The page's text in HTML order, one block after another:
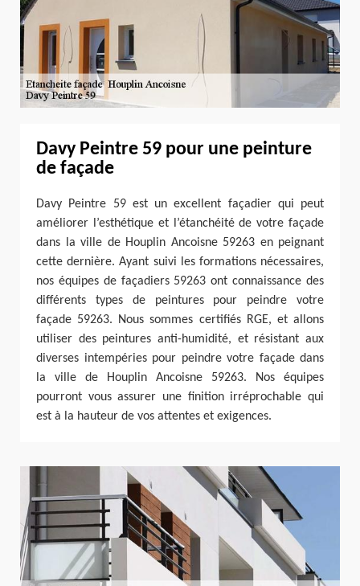
Davy Peintre 59 pour une peinture
de façade
Davy Peintre 59 est un excellent façadier qui peut
améliorer l’esthétique et l’étanchéité de votre façade
dans la ville de Houplin Ancoisne 59263 en peignant
cette dernière. Ayant suivi les formations nécessaires,
nos équipes de façadiers 59263 ont connaissance des
différents types de peintures pour peindre votre
façade 59263. Nous sommes certifiés RGE, et allons
utiliser des peintures anti-humidité, et résistant aux
diverses intempéries pour peindre votre façade dans
la ville de Houplin Ancoisne 59263. Nos équipes
pourront vous assurer une finition irréprochable qui
est à la hauteur de vos attentes et exigences.